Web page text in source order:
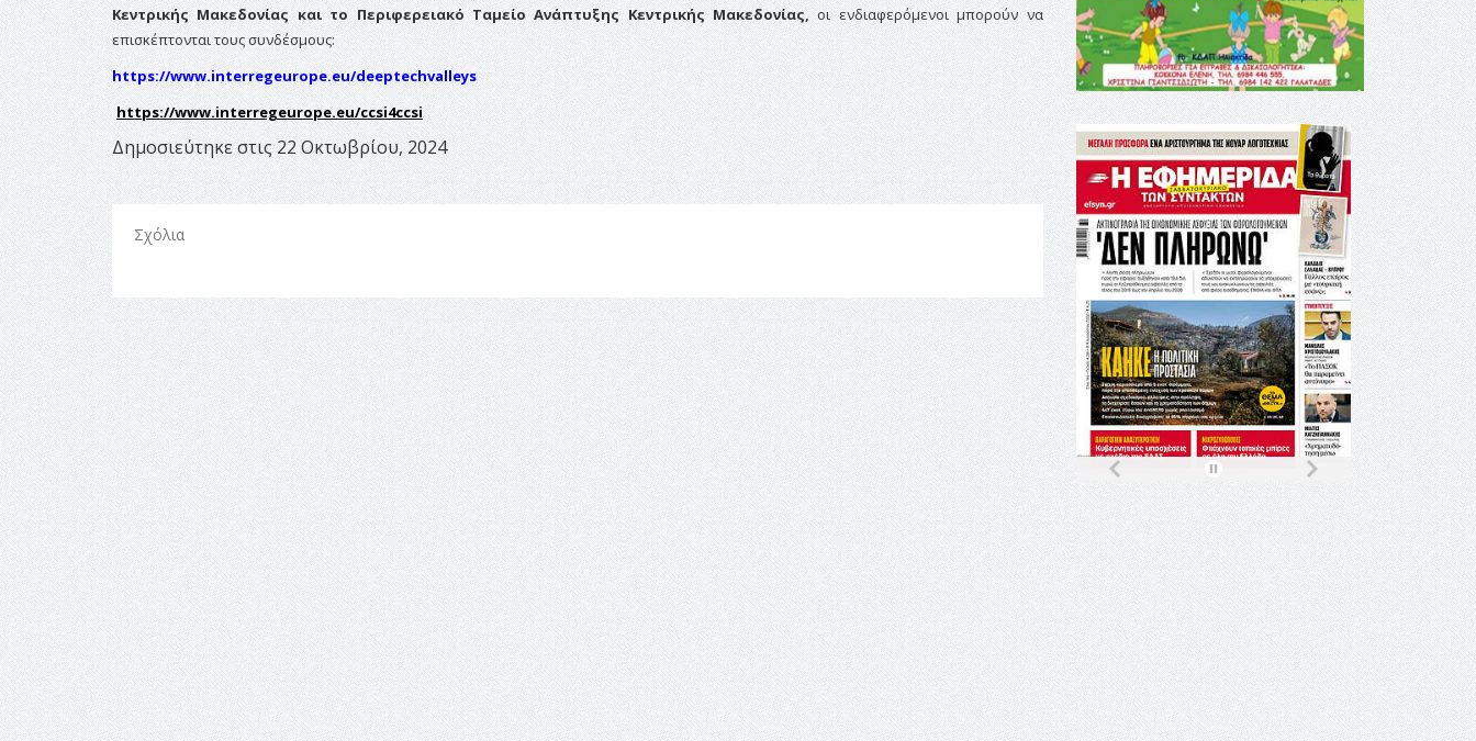
Κεντρικής Μακεδονίας και το Περιφερειακό Ταμείο Ανάπτυξης Κεντρικής Μακεδονίας, οι ενδιαφερόμενοι μπορούν να
επισκέπτονταιτους συνδέσμους:
https://www.interregeurope.eu/deeptechvalleys
https://www.interregeurope.eu/ccsi4ccsi
Δημοσιεύτηκε στις 22 Οκτωβρίου, 2024
Σχόλια